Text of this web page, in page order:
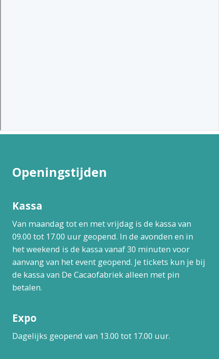
Openingstijden
Kassa
Van maandag tot en met vrijdag is de kassa van
09.00 tot 17.00 uur geopend. In de avonden en in
het weekend is de kassa vanaf 30 minuten voor
aanvang van het event geopend. Je tickets kun je bij
de kassa van De Cacaofabriek alleen met pin
betalen.
Expo
Dagelijks geopend van 13.00 tot 17.00 uur.